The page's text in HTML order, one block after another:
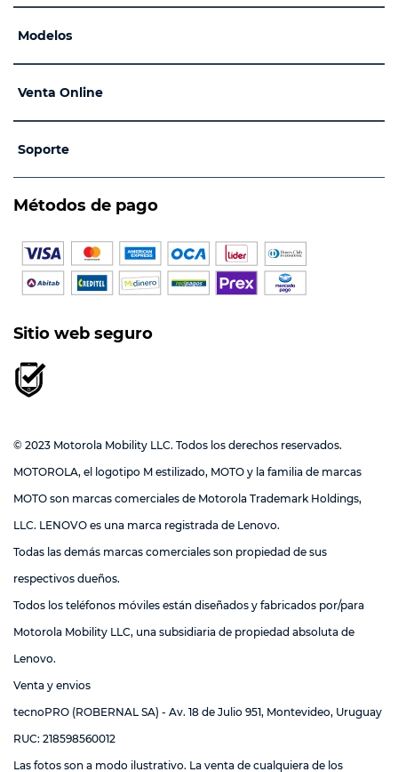
Modelos
Venta Online
Soporte
Métodos de pago
Sitio web seguro
© 2023 Motorola Mobility LLC. Todos los derechos reservados.
MOTOROLA, el logotipo M estilizado, MOTO y la familia de marcas
MOTO son marcas comerciales de Motorola Trademark Holdings,
LLC. LENOVO es una marca registrada de Lenovo.
Todas las demás marcas comerciales son propiedad de sus
respectivos dueños.
Todos los teléfonos móviles están diseñados y fabricados por/para
Motorola Mobility LLC, una subsidiaria de propiedad absoluta de
Lenovo.
Venta y envios
tecnoPRO (ROBERNAL SA) - Av. 18 de Julio 951, Montevideo, Uruguay
RUC: 218598560012
Las fotos son a modo ilustrativo. La venta de cualquiera de los